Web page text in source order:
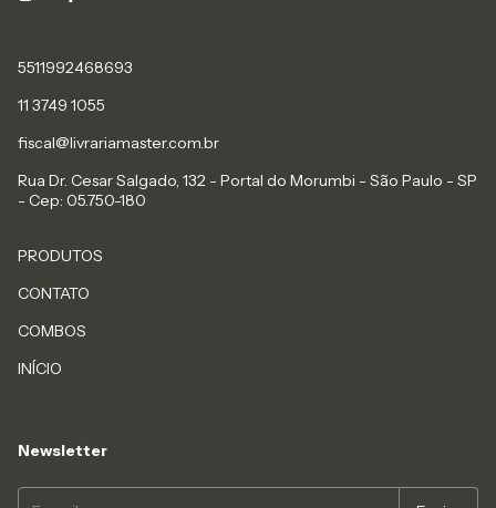
5511992468693
11 3749 1055
fiscal@livrariamaster.com.br
Rua Dr. Cesar Salgado, 132 - Portal do Morumbi - São Paulo - SP
- Cep: 05.750-180
PRODUTOS
CONTATO
COMBOS
INÍCIO
Newsletter